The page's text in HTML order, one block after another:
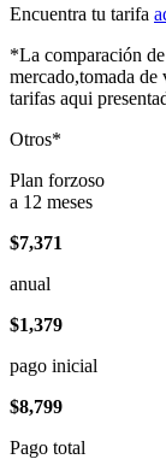
Encuentra tu tarifa
*La comparación
mercado,tomada
tarifas aqui
Otros*
Plan forzoso
a 12 meses
$7,371
anual
$1,379
pago inicial
$8,799
Pago total